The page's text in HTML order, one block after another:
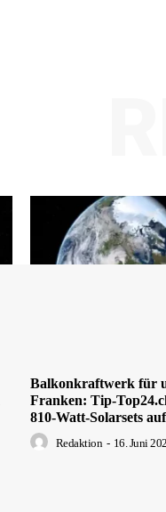
Balkonkraftwerk für
Franken: Tip-
810-Watt-Solarsets
Redaktion - 16. Juni